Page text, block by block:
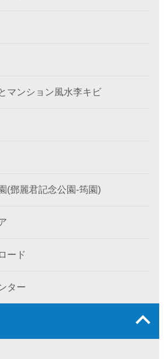
マンション風水李キビ
(鄧麗君記念公園-筠園)
ード
ター